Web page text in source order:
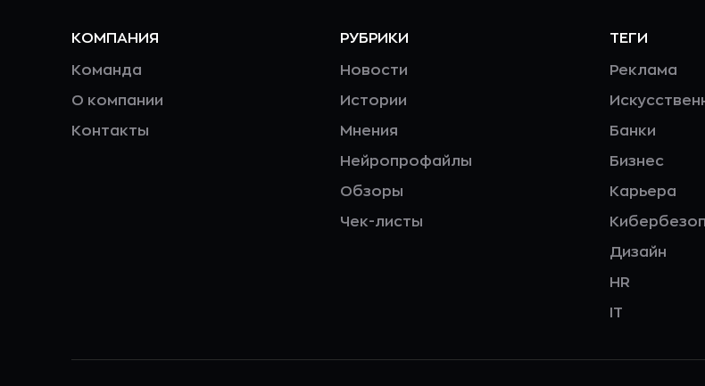
КОМПАНИЯ
Команда
О компании
Контакты
РУБРИКИ
Новости
Истории
Мнения
Нейропрофайлы
Обзоры
Чек-листы
ТЕГИ
Реклама
Банки
Бизнес
Карьера
Дизайн
HR
IT